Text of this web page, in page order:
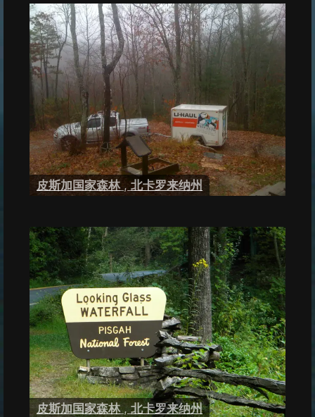
皮斯加国家森林 , 北卡罗来纳州
皮斯加国家森林 , 北卡罗来纳州